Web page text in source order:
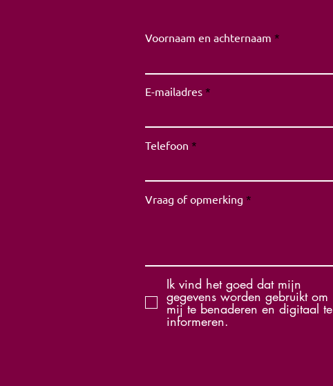
Voornaam en achternaam
E-mailadres
Telefoon
Vraag of opmerking
Ik vind het goed dat mijn
gegevens worden gebruikt om
mij te benaderen en digitaal te
informeren.